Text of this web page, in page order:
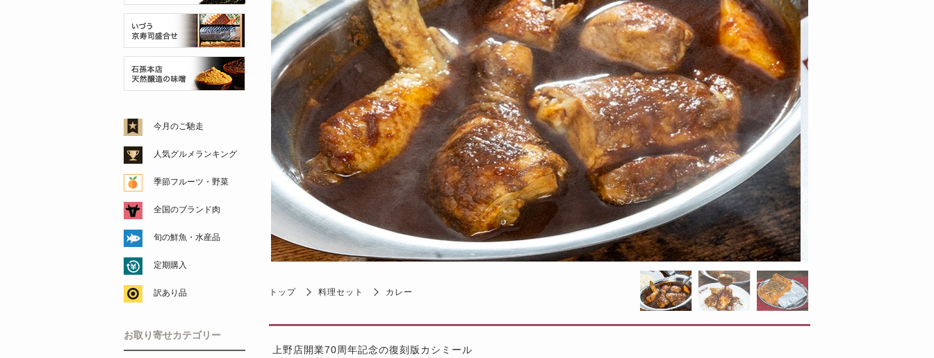
トップ 料理セット カレー
上野店開業70周年記念の復刻版カシミール
今月のご馳走
人気グルメランキング
季節フルーツ・野菜
全国のブランド肉
旬の鮮魚・水産品
定期購入
訳あり品
お取り寄せカテゴリー